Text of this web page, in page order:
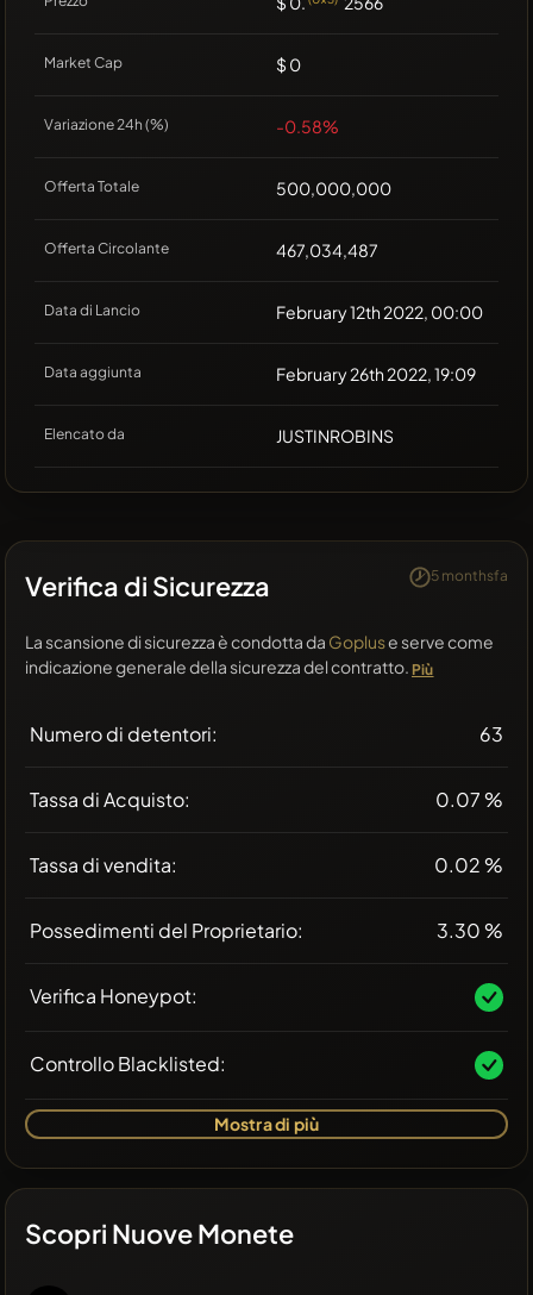
Market Cap $ 0
Variazione 24h (%) -0.58%
Offerta Totale 500,000,000
Offerta Circolante 467,034,487
Data di Lancio February 12th 2022, 00:00
Data aggiunta February 26th 2022, 19:09
Elencato da JUSTINROBINS
Verifica di Sicurezza 5 monthsfa
La scansione di sicurezza è condotta da Gopluse serve come
indicazione generale della sicurezza del contratto. Più
Numero di detentori: 63
Tassa di Acquisto: 0.07 %
Tassa di vendita: 0.02 %
Possedimenti del Proprietario: 3.30 %
Verifica Honeypot:
Controllo Blacklisted:
Mostra di più
Scopri Nuove Monete